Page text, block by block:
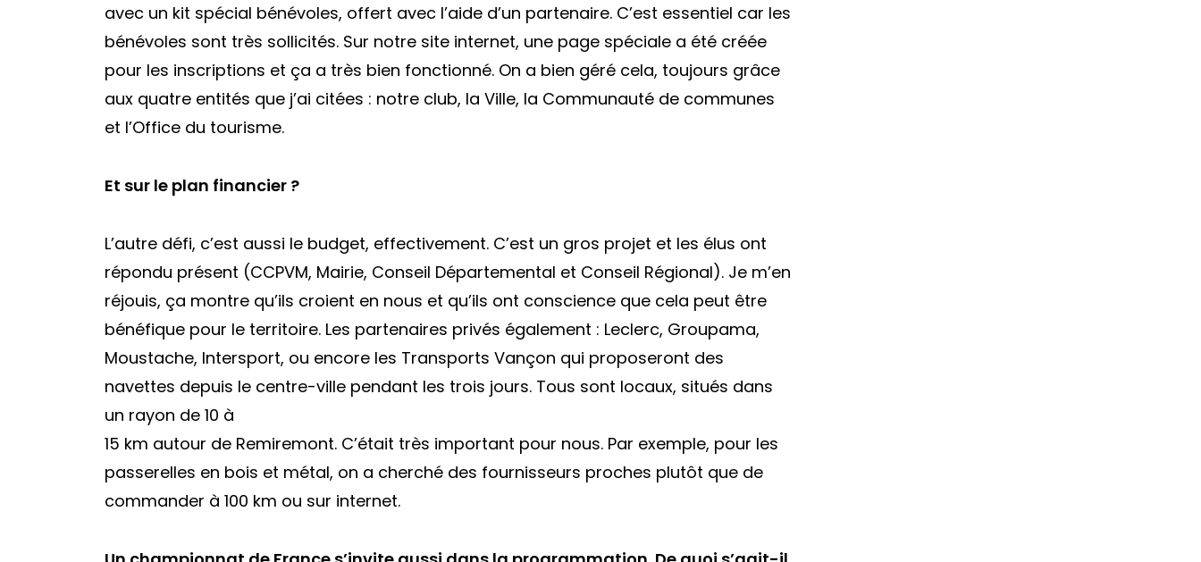
avec un kit spécial bénévoles, offert avec l’aide d’un partenaire. C’est essentiel car les
bénévoles sont très sollicités. Sur notre site internet, une page spéciale a été créée
pour les inscriptions et ça a très bien fonctionné. On a bien géré cela, toujours grâce
aux quatre entités que j’ai citées : notre club, la Ville, la Communauté de communes
et l’Office du tourisme.
Et sur le plan financier ?
L’autre défi, c’est aussi le budget, effectivement. C’est un gros projet et les élus ont
répondu présent (CCPVM, Mairie, Conseil Départemental et Conseil Régional). Je m’en
réjouis, ça montre qu’ils croient en nous et qu’ils ont conscience que cela peut être
bénéfique pour le territoire. Les partenaires privés également : Leclerc, Groupama,
Moustache, Intersport, ou encore les Transports Vançon qui proposeront des
navettes depuis le centre-ville pendant les trois jours. Tous sont locaux, situés dans
un rayon de 10 à
15 km autour de Remiremont. C’était très important pour nous. Par exemple, pour les
passerelles en bois et métal, on a cherché des fournisseurs proches plutôt que de
commander à 100 km ou sur internet.